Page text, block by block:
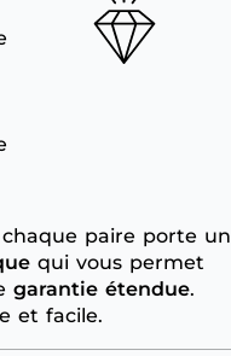
paire porte un
qui vous permet
garantie étendue.
et facile.